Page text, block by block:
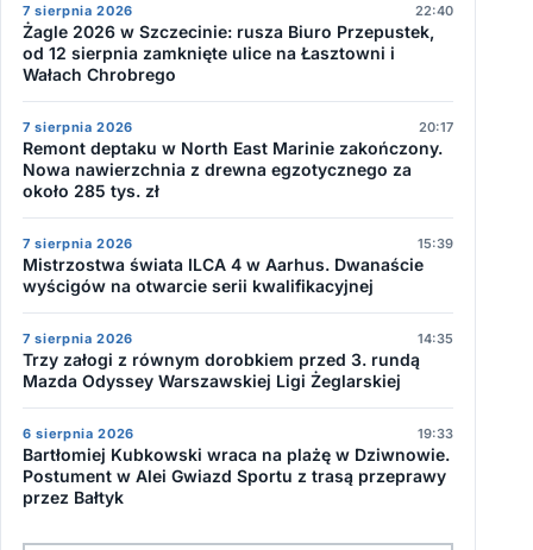
7 sierpnia 2026 22:40
Żagle 2026 w Szczecinie: rusza Biuro Przepustek,
od 12 sierpnia zamknięte ulice na Łasztowni i
Wałach Chrobrego
7 sierpnia 2026 20:17
Remont deptaku w North East Marinie zakończony.
Nowa nawierzchnia z drewna egzotycznego za
około 285 tys. zł
7 sierpnia 2026 15:39
Mistrzostwa świata ILCA 4 w Aarhus. Dwanaście
wyścigów na otwarcie serii kwalifikacyjnej
7 sierpnia 2026 14:35
Trzy załogi z równym dorobkiem przed 3. rundą
Mazda Odyssey Warszawskiej Ligi Żeglarskiej
6 sierpnia 2026 19:33
Bartłomiej Kubkowski wraca na plażę w Dziwnowie.
Postument w Alei Gwiazd Sportu z trasą przeprawy
przez Bałtyk